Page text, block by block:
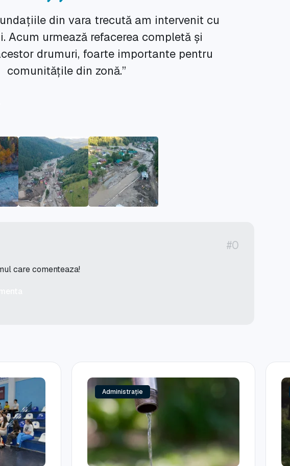
din vara trecută am intervenit cu
Acum urmează refacerea completă și
drumuri, foarte importante pentru
comunitățile din zonă.”
#0
care comenteaza!
Administrație